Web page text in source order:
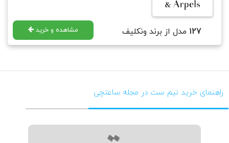
رجوع فرمایید.
https://saatchico.com/mag/
127 مدل از برند ونکلیف مشاهده و خرید
راهنمای خرید نیم ست در مجله ساعتچی